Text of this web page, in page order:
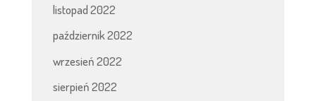
listopad 2022
październik 2022
wrzesień 2022
sierpień 2022